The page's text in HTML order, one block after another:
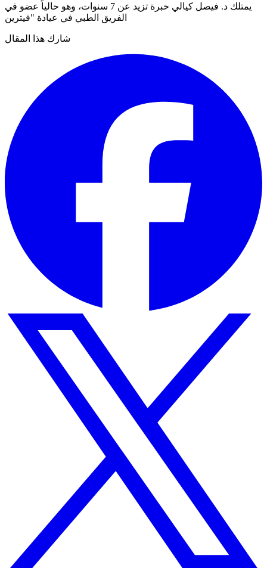
يمتلك د. فيصل كيالي خبرة تزيد عن 7 سنوات، وهو حالياً عضو في
الفريق الطبي في عيادة "فيترين
شارك هذا المقال